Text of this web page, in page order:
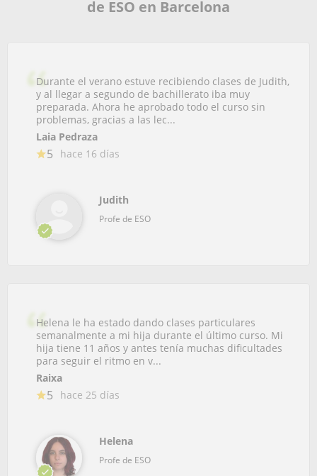
de ESO en Barcelona
Durante el verano estuve recibiendo clases de Judith,
y al llegar a segundo de bachillerato iba muy
preparada. Ahora he aprobado todo el curso sin
problemas, gracias a las lec...
Laia Pedraza
5 hace 16 días
Judith
Profe de ESO
Helena le ha estado dando clases particulares
semanalmente a mi hija durante el último curso. Mi
hija tiene 11 años y antes tenía muchas dificultades
para seguir el ritmo en v...
Raixa
5 hace 25 días
Helena
Profe de ESO